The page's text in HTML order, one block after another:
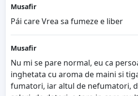
Musafir
Pái care Vrea sa fumeze e liber
Musafir
Nu mi se pare normal, eu ca
inghetata cu aroma de maini si
fumatori, iar altul de nefumatori,